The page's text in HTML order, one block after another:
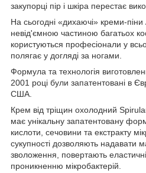
закупорці пір і шкіра перестає
На сьогодні «дихаючі» креми-
невід'ємною частиною багатьох
користуються професіонали у
полягає у догляді за ногами.
Формула та технологія
2001 році були запатентовані в
США.
Крем від тріщин охолодний
має унікальну запатентовану
кислоти, сечовини та екстракту
сукупності дозволяють надавати
зволоження, повертають
проникненню мікробактерій.